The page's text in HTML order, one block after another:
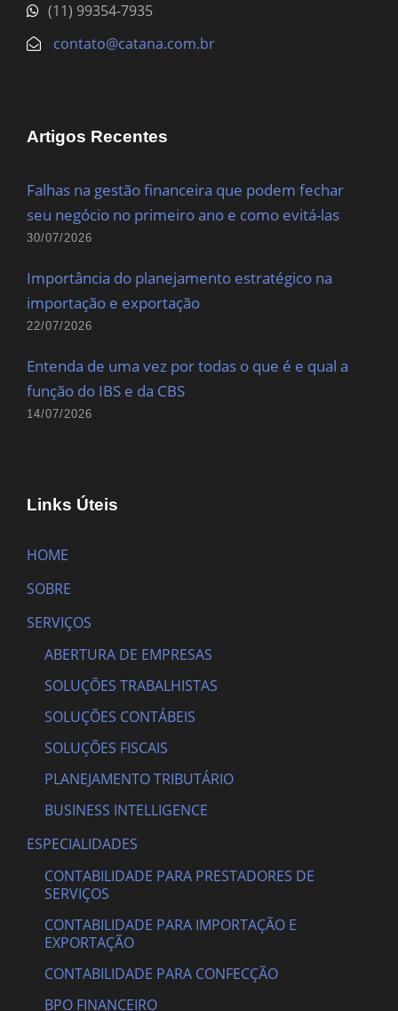
(11) 99354-7935
contato@catana.com.br
Artigos Recentes
Falhas na gestão financeira que podem fechar
seu negócio no primeiro ano e como evitá-las
30/07/2026
Importância do planejamento estratégico na
importação e exportação
22/07/2026
Entenda de uma vez por todas o que é e qual a
função do IBS e da CBS
14/07/2026
Links Úteis
HOME
SOBRE
SERVIÇOS
ABERTURA DE EMPRESAS
SOLUÇÕES TRABALHISTAS
SOLUÇÕES CONTÁBEIS
SOLUÇÕES FISCAIS
PLANEJAMENTO TRIBUTÁRIO
BUSINESS INTELLIGENCE
ESPECIALIDADES
CONTABILIDADE PARA PRESTADORES DE
SERVIÇOS
CONTABILIDADE PARA IMPORTAÇÃO E
EXPORTAÇÃO
CONTABILIDADE PARA CONFECÇÃO
BPO FINANCEIRO